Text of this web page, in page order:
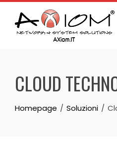
CLOUD
Homepage Soluzioni